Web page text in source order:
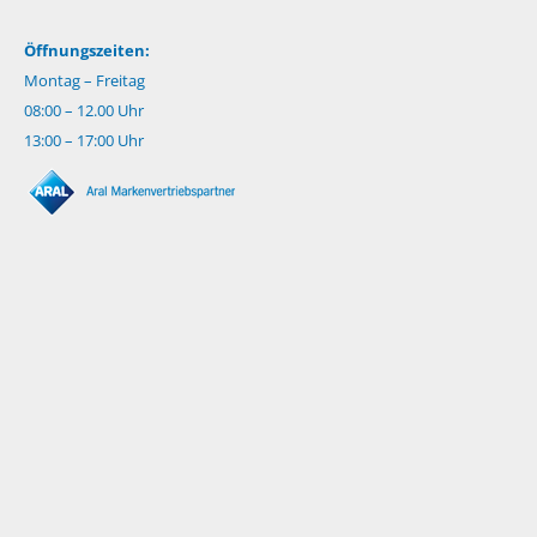
Öffnungszeiten:
Montag – Freitag
08:00 – 12.00 Uhr
13:00 – 17:00 Uhr